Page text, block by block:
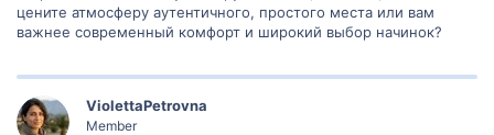
цените атмосферу аутентичного, простого места или вам
важнее современный комфорт и широкий выбор начинок?
ViolettaPetrovna
Member